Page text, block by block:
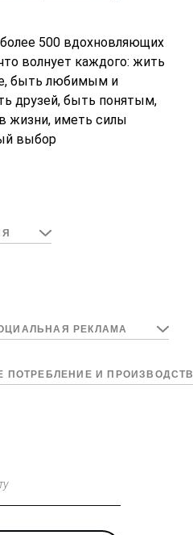
500 вдохновляющих
волнует каждого: жить
быть любимым и
друзей, быть понятым,
жизни, иметь силы
выбор
РЕКЛАМА
ПОТРЕБЛЕНИЕ И